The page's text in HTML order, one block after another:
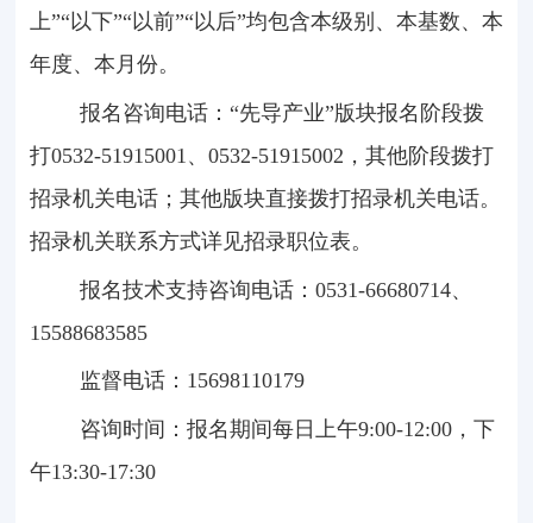
上”“以下”“以前”“以后”均包含本级别、本基数、本
年度、本月份。
报名咨询电话：“先导产业”版块报名阶段拨
打0532-51915001、 0532-51915002 ，其他阶段拨打
招录机关电话；其他版块直接拨打招录机关电话。
招录机关联系方式详见招录职位表。
报名技术支持咨询电话：0531-66680714、
15588683585
监督电话：15698110179
咨询时间：报名期间每日上午9:00-12:00 ，下
午13:30-17:30